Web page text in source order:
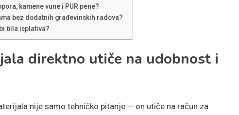
kamene vune i PUR pene?
bez dodatnih građevinskih radova?
bila isplativa?
direktno utiče na udobnost i
nije samo tehničko pitanje — on utiče na račun za